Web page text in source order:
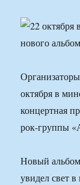
октября в
концертная
рок-группы
Новый
увидел свет